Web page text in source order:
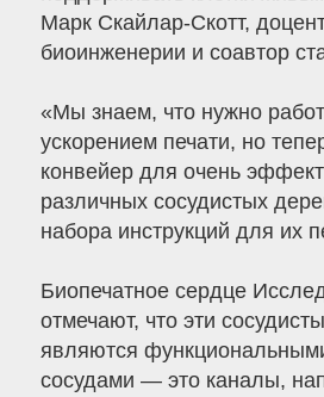
Марк Скайлар-Скотт,
биоинженерии и соавтор
«Мы знаем, что нужно
ускорением печати, но
конвейер для очень
различных сосудистых
набора инструкций для их
Биопечатное сердце
отмечают, что эти
являются
сосудами — это каналы,